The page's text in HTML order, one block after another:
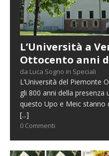
L’Università a
Ottocento anni
da Luca Sogno in Speciali
L’Università del Piemonte
gli 800 anni della presenza
questo Upo e Meic stanno
[...]
0 Commenti